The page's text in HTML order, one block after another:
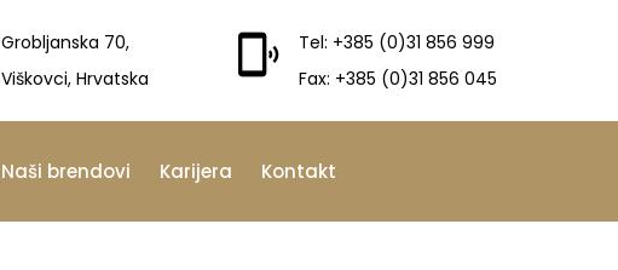
Grobljanska 70,
Viškovci, Hrvatska
Tel: +385 (0)31 856 999
Fax: +385 (0)31 856 045
Naši brendovi Karijera Kontakt